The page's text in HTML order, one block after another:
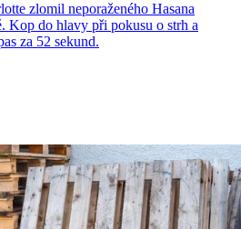
zlomil neporaženého Hasana
Kop do hlavy při pokusu o strh a
za 52 sekund.